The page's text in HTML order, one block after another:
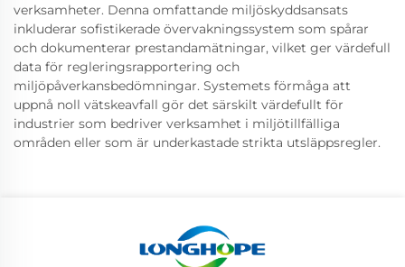
verksamheter. Denna omfattande miljöskyddsansats
inkluderar sofistikerade övervakningssystem som spårar
och dokumenterar prestandamätningar, vilket ger värdefull
data för regleringsrapportering och
miljöpåverkansbedömningar. Systemets förmåga att
uppnå noll vätskeavfall gör det särskilt värdefullt för
industrier som bedriver verksamhet i miljötillfälliga
områden eller som är underkastade strikta utsläppsregler.